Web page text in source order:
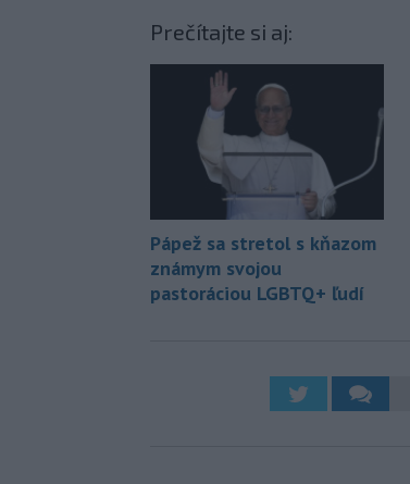
Prečítajte si aj:
Pápež sa stretol s kňazom
známym svojou
pastoráciou LGBTQ+ ľudí